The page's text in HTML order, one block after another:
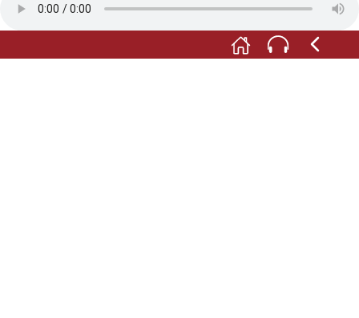
haben wir den Verein gegründet, die Mühle
gepachtet und nach und nach instand gesetzt. In der
Vitrine sehen Sie einige Fotos von den